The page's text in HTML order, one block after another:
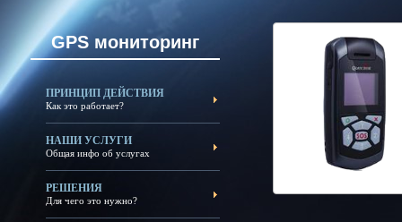
GPS мониторинг
ПРИНЦИП ДЕЙСТВИЯ
Как это работает?
НАШИ УСЛУГИ
Общая инфо об услугах
РЕШЕНИЯ
Для чего это нужно?